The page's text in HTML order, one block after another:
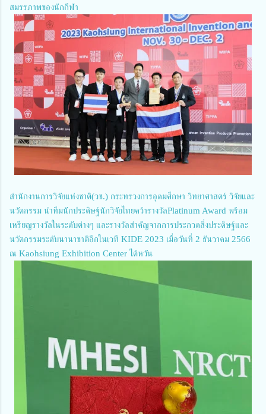
สมรรภาพของนักกีฬา
สำนักงานการวิจัยแห่งชาติ(วช.) กระทรวงการอุดมศึกษา วิทยาศาสตร์ วิจัยและ
นวัตกรรม นำทีมนักประดิษฐ์นักวิจัยไทยคว้ารางวัลPlatinum Award พร้อม
เหรียญรางวัลในระดับต่างๆ และรางวัลสำคัญจากการประกวดสิ่งประดิษฐ์และ
นวัตกรรมระดับนานาชาติอีกในเวที KIDE 2023 เมื่อวันที่ 2 ธันวาคม 2566
ณ Kaohsiung Exhibition Center ไต้หวัน